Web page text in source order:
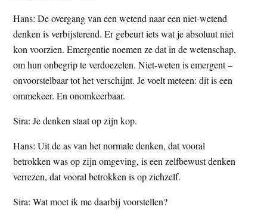
Hans: De overgang van een wetend naar een niet-wetend
denken is verbijsterend. Er gebeurt iets wat je absoluut niet
kon voorzien. Emergentie noemen ze dat in de wetenschap,
om hun onbegrip te verdoezelen. Niet-weten is emergent –
onvoorstelbaar tot het verschijnt. Je voelt meteen: dit is een
ommekeer. En onomkeerbaar.
Sira: Je denken staat op zijn kop.
Hans: Uit de as van het normale denken, dat vooral
betrokken was op zijn omgeving, is een zelfbewust denken
verrezen, dat vooral betrokken is op zichzelf.
Sira: Wat moet ik me daarbij voorstellen?